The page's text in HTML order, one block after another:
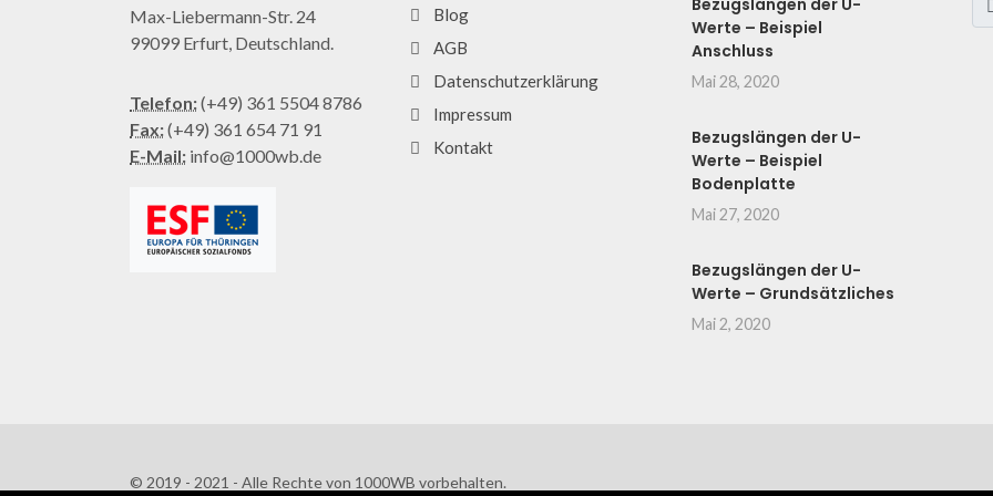
Max-Liebermann-Str. 24
99099 Erfurt, Deutschland.
Telefon:(+49) 361 5504 8786
Fax:(+49) 361 654 71 91
E-Mail: info@1000wb.de
Blog
AGB
Datenschutzerklärung
Impressum
Kontakt
Bezugslängen der U-
Werte – Beispiel
Anschluss
Mai 28, 2020
Bezugslängen der U-
Werte – Beispiel
Bodenplatte
Mai 27, 2020
Bezugslängen der U-
Werte – Grundsätzliches
Mai 2, 2020
© 2019 - 2021 - Alle Rechte von 1000WB vorbehalten.